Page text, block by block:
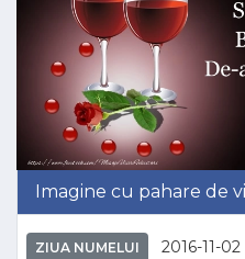
Imagine cu pahare de
ZIUA NUMELUI 2016-11-02